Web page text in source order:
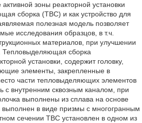
активной зоны реакторной установки
сборка (ТВС) и как устройство для
полезная модель позволяет
исследования образцов, в т.ч.
материалов, при улучшении
Тепловыделяющая сборка
установки, содержит головку,
элементы, закрепленные в
части тепловыделяющих элементов
с внутренним сквозным каналом, при
выполнены из сплава на основе
выполнен в виде призмы с многогранным
сечении ТВС установлен в одном из